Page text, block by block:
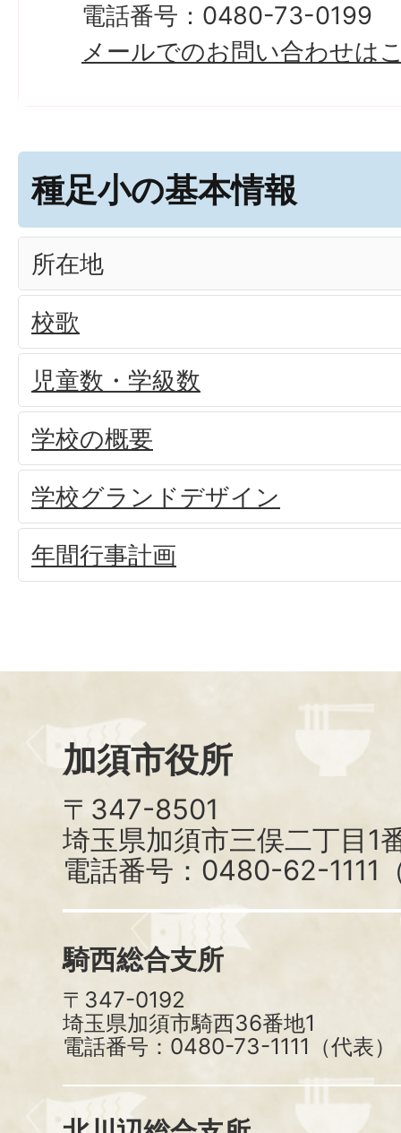
電話番号：0480-73-0199
メールでのお問い合わせは
種足小の基本情報
所在地
校歌
児童数・学級数
学校の概要
学校グランドデザイン
年間行事計画
加須市役所
〒347-8501
埼玉県加須市三俣二丁目1
電話番号：0480-62-1111
騎西総合支所
〒347-0192
埼玉県加須市騎西36番地1
電話番号：0480-73-1111（代表）